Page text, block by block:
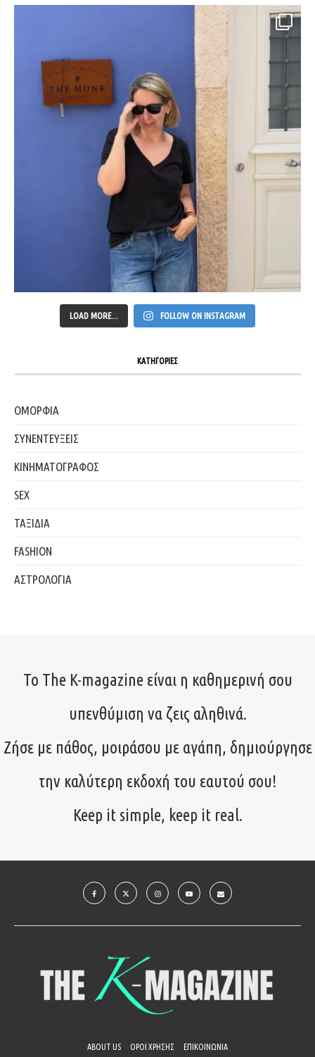
LOAD MORE... FOLLOW ON INSTAGRAM
ΚΑΤΗΓΟΡΙΕΣ
ΟΜΟΡΦΙΑ
ΣΥΝΕΝΤΕΥΞΕΙΣ
ΚΙΝΗΜΑΤΟΓΡΑΦΟΣ
SEX
ΤΑΞΙΔΙΑ
FASHION
ΑΣΤΡΟΛΟΓΙΑ
Το The K-magazine είναι η καθημερινή σου
υπενθύμιση να ζεις αληθινά.
Ζήσε με πάθος, μοιράσου με αγάπη, δημιούργησε
την καλύτερη εκδοχή του εαυτού σου!
Keep it simple, keep it real.
ABOUT US ΟΡΟΙ ΧΡΗΣΗΣ ΕΠΙΚΟΙΝΩΝΙΑ